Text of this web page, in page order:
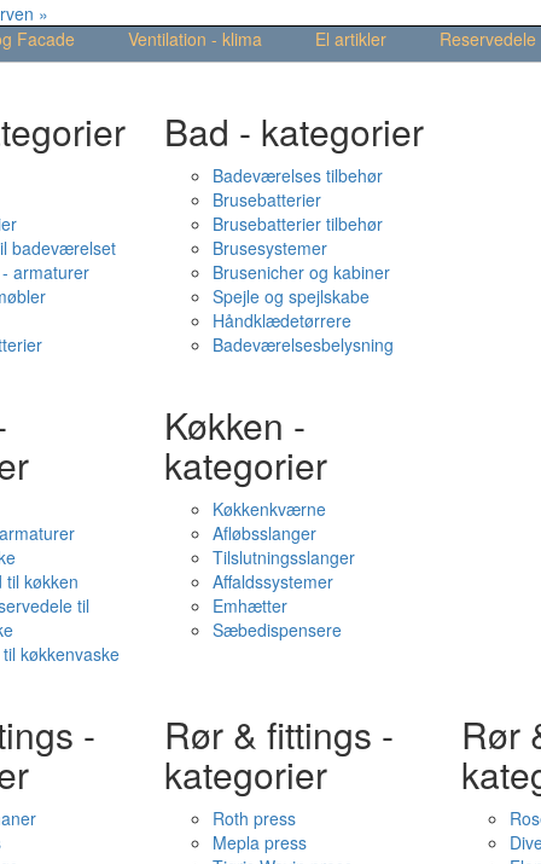
»
Facade Ventilation - klima El artikler
Reservedele
badeværelset
armaturer
Bad - kategorier
Badeværelses tilbehør
Brusebatterier
Brusebatterier tilbehør
Brusesystemer
Brusenicher og kabiner
Spejle og spejlskabe
Håndklædetørrere
Badeværelsesbelysning
til køkken
til
køkkenvaske
Køkken -
kategorier
Køkkenkværne
Afløbsslanger
Tilslutningsslanger
Affaldssystemer
Emhætter
Sæbedispensere
- Rør & fittings -
kategorier
Roth press
Mepla press
Rør